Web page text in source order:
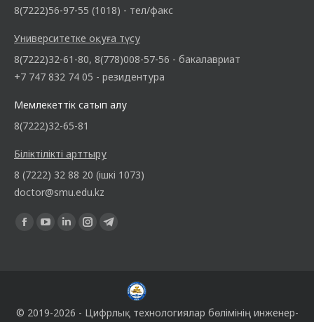
8(7222)56-97-55 (1018) - тел/факс
Университетке оқуға түсу
8(7222)32-61-80, 8(778)008-57-56 - бакалавриат
+7 747 832 74 05 - резидентура
Мемлекеттік сатып алу
8(7222)32-65-81
Біліктілікті арттыру
8 (7222) 32 88 20 (ішкі 1073)
doctor@smu.edu.kz
Find us on:
© 2019-2026 - Цифрлық технологиялар бөлімініңинженер-